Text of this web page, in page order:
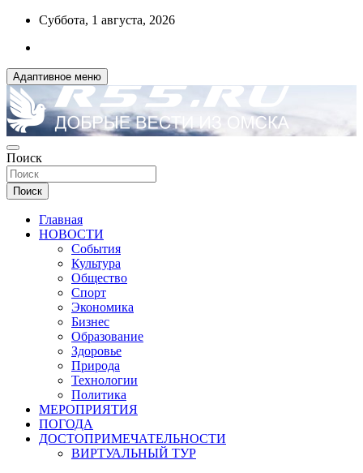
Перейти
содержимому
Суббота, 1 августа, 2026
Адаптивное меню
R55.RU
ДОБРЫЕ ВЕСТИ ИЗ ОМСКА
Поиск
Поиск
Главная
НОВОСТИ
События
Культура
Общество
Спорт
Экономика
Бизнес
Образование
Здоровье
Природа
Технологии
Политика
МЕРОПРИЯТИЯ
ПОГОДА
ДОСТОПРИМЕЧАТЕЛЬНОСТИ
ВИРТУАЛЬНЫЙ ТУР